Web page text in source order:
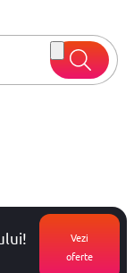
Vezi
oferte